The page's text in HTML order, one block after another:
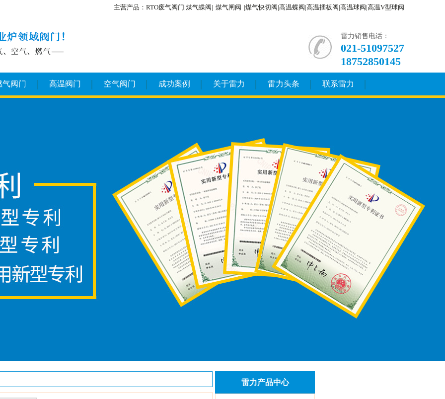
主营产品：RTO废气阀门|煤气蝶阀| 煤气闸阀 |煤气快切阀|高温蝶阀|高温插板阀|高温球阀|高温V型球阀
雷力销售电话：
021-51097527
18752850145
气阀门 高温阀门 空气阀门 成功案例 关于雷力 雷力头条 联系雷力
雷力产品中心